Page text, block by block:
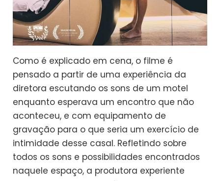
Como é explicado em cena, o filme é
pensado a partir de uma experiência da
diretora escutando os sons de um motel
enquanto esperava um encontro que não
aconteceu, e com equipamento de
gravação para o que seria um exercício de
intimidade desse casal. Refletindo sobre
todos os sons e possibilidades encontrados
naquele espaço, a produtora experiente